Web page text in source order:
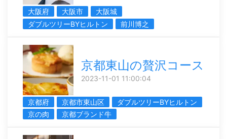
大阪府
大阪市
大阪城
ダブルツリーBYヒルトン
前川博之
京都東山の贅沢コース
2023-11-01 11:00:04
京都府 京都市東山区
ダブルツリーBYヒルトン
京の肉
京都ブランド牛